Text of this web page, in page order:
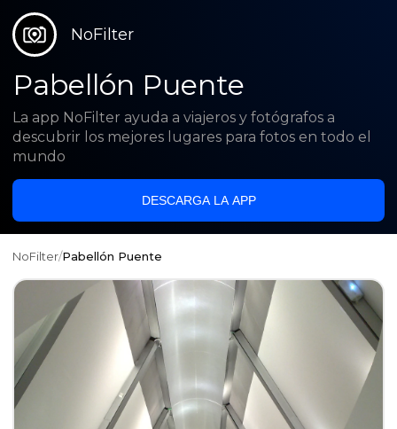
NoFilter
Pabellón Puente
La app NoFilter ayuda a viajeros y fotógrafos a
descubrir los mejores lugares para fotos en todo el
mundo
DESCARGA LA APP
NoFilter/Pabellón Puente